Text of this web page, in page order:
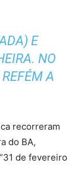
E
NO
A
recorreram
do BA,
de fevereiro